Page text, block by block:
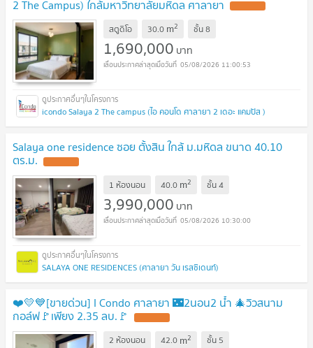
2 The Campus) ใกล้มหาวิทยาลัยมหิดล ศาลายา
สตูดิโอ 30.0 m2 ชั้น8
1,690,000 บาท
05/08/2026 11:00:53
icondo Salaya 2 The campus (ไอ คอนโด ศาลายา 2 เดอะ แคมปัส )
Salaya one residence ซอย ตั้งสิน ใกล้ ม.มหิดล ขนาด 40.10
ตร.ม.
1 ห้องนอน 40.0 m2 ชั้น4
3,990,000 บาท
05/08/2026 10:30:00
SALAYA ONE RESIDENCES (ศาลายา วัน เรสซิเดนท์)
❤️💛💙[ขายด่วน] I Condo ศาลายา 🌃2นอน2 น้ำ ​🎄วิวสนาม
กอล์ฟ​🚩เพียง 2.35 ลบ.​🚩
2 ห้องนอน 42.0 m2 ชั้น 5